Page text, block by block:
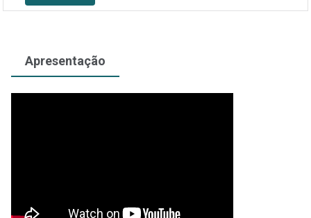
Apresentação